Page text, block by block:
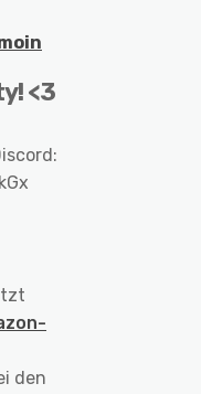
<3
den